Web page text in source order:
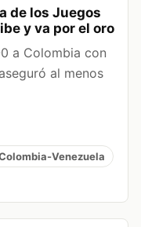
de los Juegos
y va por el oro
a Colombia con
al menos
Venezuela